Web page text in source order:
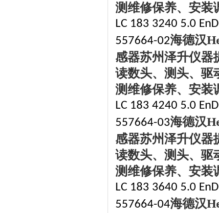
测维修保养、安装
LC 183 3240 5.0
557664-02海德汉
感器苏州泽升仪器
读数头、测头、驱
测维修保养、安装
LC 183 4240 5.0
557664-03海德汉
感器苏州泽升仪器
读数头、测头、驱
测维修保养、安装
LC 183 3640 5.0
557664-04海德汉